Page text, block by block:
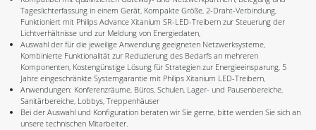
Tageslichterfassung in einem Gerät, Kompakte Größe, 2-Draht-Verbindung,
Funktioniert mit Philips Advance Xitanium SR-LED-Treibern zur Steuerung der
Lichtverhältnisse und zur Meldung von Energiedaten,
Auswahl der für die jeweilige Anwendung geeigneten Netzwerksysteme,
Kombinierte Funktionalität zur Reduzierung des Bedarfs an mehreren
Komponenten, Kostengünstige Lösung für Strategien zur Energieeinsparung, 5
Jahre eingeschränkte Systemgarantie mit Philips Xitanium LED-Treibern,
Anwendungen: Konferenzräume, Büros, Schulen, Lager- und Pausenbereiche,
Sanitärbereiche, Lobbys, Treppenhäuser
Bei der Auswahl und Konfiguration beraten wir Sie gerne, bitte wenden Sie sich an
unsere technischen Mitarbeiter.